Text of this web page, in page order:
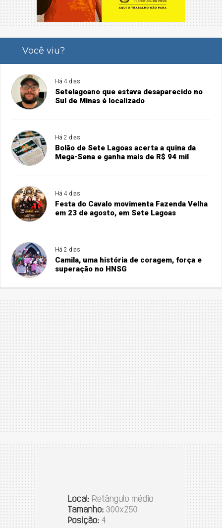
Você viu?
Há 4 dias
Setelagoano que estava desaparecido no
Sul de Minas é localizado
Há 2 dias
Bolão de Sete Lagoas acerta a quina da
Mega-Sena e ganha mais de R$ 94 mil
Há 4 dias
Festa do Cavalo movimenta Fazenda Velha
em 23 de agosto, em Sete Lagoas
Há 2 dias
Camila, uma história de coragem, força e
superação no HNSG